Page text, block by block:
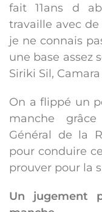
fait 11ans d
travaille avec
je ne connais
une base assez
Siriki Sil,
On a flippé un
manche
Général de la
pour conduire
prouver pour la
Un jugement